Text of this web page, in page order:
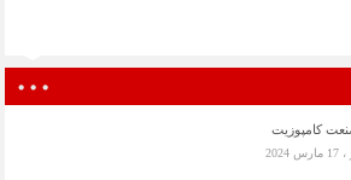
کامپوزیت